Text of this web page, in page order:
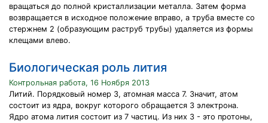
вращаться до полной кристаллизации металла. Затем форма
возвращается в исходное положение вправо, а труба вместе со
стержнем 2 (образующим раструб трубы) удаляется из формы
клещами влево.
Биологическая роль лития
Контрольная работа, 16 Ноября 2013
Литий. Порядковый номер 3, атомная масса 7. Значит, атом
состоит из ядра, вокруг которого обращается 3 электрона.
Ядро атома лития состоит из 7 частиц. Из них 3 - это протоны,